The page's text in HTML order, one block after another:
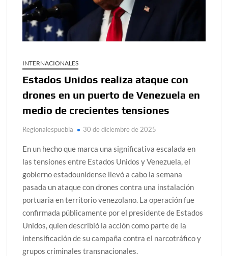
INTERNACIONALES
Estados Unidos realiza ataque con
drones en un puerto de Venezuela en
medio de crecientes tensiones
Regionalespuebla 30 de diciembre de 2025
En un hecho que marca una significativa escalada en
las tensiones entre Estados Unidos y Venezuela, el
gobierno estadounidense llevó a cabo la semana
pasada un ataque con drones contra una instalación
portuaria en territorio venezolano. La operación fue
confirmada públicamente por el presidente de Estados
Unidos, quien describió la acción como parte de la
intensificación de su campaña contra el narcotráfico y
grupos criminales transnacionales.